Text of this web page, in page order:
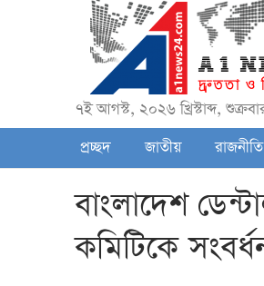
৭ই আগস্ট, ২০২৬ খ্রিস্টাব্দ,
প্রচ্ছদ
জাতীয় রাজনীতি
বাংলাদেশ
কমিটিকে